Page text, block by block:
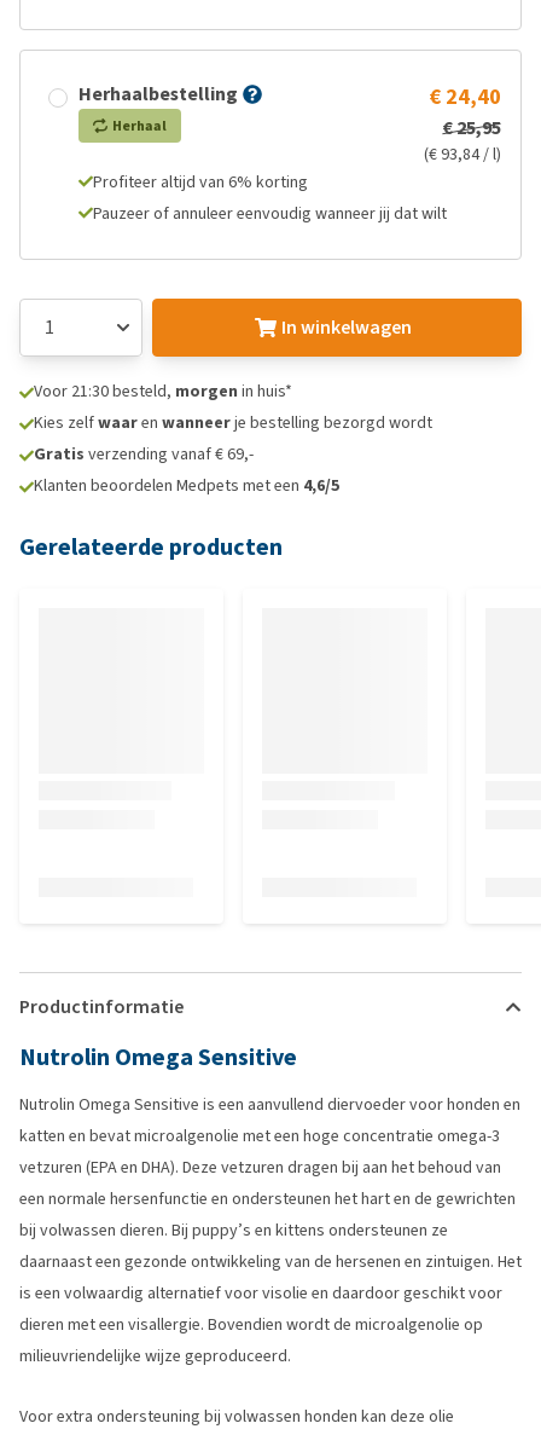
Herhaalbestelling
Herhaal
€ 24,40
€ 25,95
(€ 93,84 / l)
Profiteer altijd van 6% korting
Pauzeer of annuleer eenvoudig wanneer jij dat wilt
In winkelwagen
Voor 21:30 besteld, morgen in huis*
Kies zelfwaaren wanneerje bestelling bezorgd wordt
Gratis verzending vanaf € 69,-
Klanten beoordelen Medpets met een 4,6/5
Gerelateerde producten
Productinformatie
Nutrolin Omega Sensitive
Nutrolin Omega Sensitive is een aanvullend diervoeder voor honden en
katten en bevat microalgenolie met een hoge concentratie omega-3
vetzuren (EPA en DHA). Deze vetzuren dragen bij aan het behoud van
een normale hersenfunctie en ondersteunen het hart en de gewrichten
bij volwassen dieren. Bij puppy’s en kittens ondersteunen ze
daarnaast een gezonde ontwikkeling van de hersenen en zintuigen. Het
is een volwaardig alternatief voor visolie en daardoor geschikt voor
dieren met een visallergie. Bovendien wordt de microalgenolie op
milieuvriendelijke wijze geproduceerd.
Voor extra ondersteuning bij volwassen honden kan deze olie